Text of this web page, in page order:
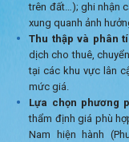
trên đất…); ghi nhận
xung quanh ảnh
Thu thập và phân
dịch cho thuê,
tại các khu vực lân
mức giá.
Lựa chọn phương
thẩm định giá phù
Nam hiện hành